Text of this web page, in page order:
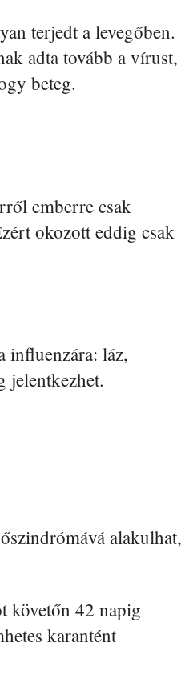
terjedt a levegőben.
adta tovább a vírust,
beteg.
emberre csak
okozott eddig csak
influenzára: láz,
jelentkezhet.
alakulhat,
követőn 42 napig
karantént